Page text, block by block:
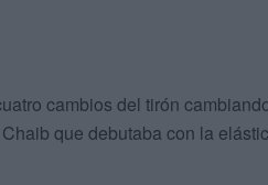
cambios del tirón
que debutaba con la